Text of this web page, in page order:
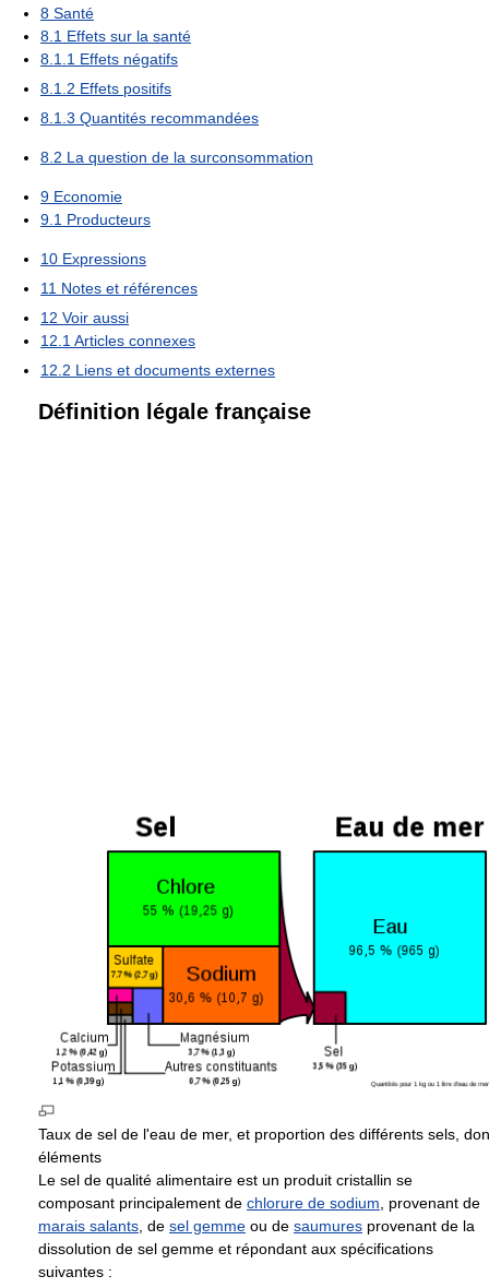
8 Santé
8.1 Effets sur la santé
8.1.1 Effets négatifs
8.1.2 Effets positifs
8.1.3 Quantités recommandées
8.2 La question de la surconsommation
9 Economie
9.1 Producteurs
10 Expressions
11 Notes et références
12 Voir aussi
12.1Articles connexes
12.2 Liens et documents externes
Définition légale française
Taux de sel de l'eau de mer, et proportion des différents sels,
éléments
Le sel de qualité alimentaire est un produit cristallin se
composant principalement de chlorure de sodium , provenant de
marais salants , de sel gemme ou de saumures provenant de la
dissolution de sel gemme et répondant aux spécifications
suivantes :